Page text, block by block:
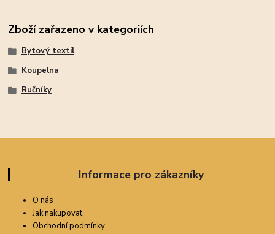
Zboží zařazeno v kategoriích
Bytový textil
Koupelna
Ručníky
Informace pro zákazníky
O nás
Jak nakupovat
Obchodní podmínky